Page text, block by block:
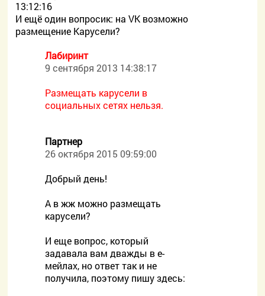
13:12:16
И ещё один вопросик: на VK возможно
размещение Карусели?
Лабиринт
9 сентября 2013 14:38:17
Размещать карусели в
социальных сетях нельзя.
Партнер
26 октября 2015 09:59:00
Добрый день!
А в жж можно размещать
карусели?
И еще вопрос, который
задавала вам дважды в е-
мейлах, но ответ так и не
получила, поэтому пишу здесь: